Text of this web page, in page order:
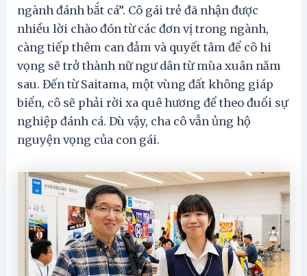
ngành đánh bắt cá”. Cô gái trẻ đã nhận được
nhiều lời chào đón từ các đơn vị trong ngành,
càng tiếp thêm can đảm và quyết tâm để cô hi
vọng sẽ trở thành nữ ngư dân từ mùa xuân năm
sau. Đến từ Saitama, một vùng đất không giáp
biển, cô sẽ phải rời xa quê hương để theo đuổi sự
nghiệp đánh cá. Dù vậy, cha cô vẫn ủng hộ
nguyện vọng của con gái.